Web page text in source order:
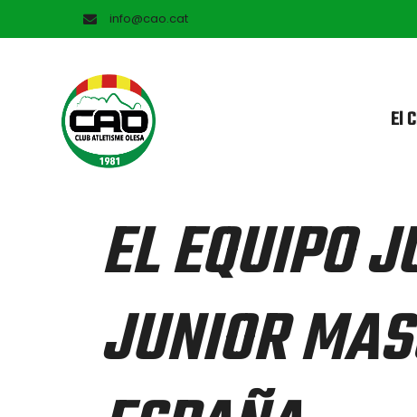
info@cao.cat
El
EL EQUIPO
JUNIOR